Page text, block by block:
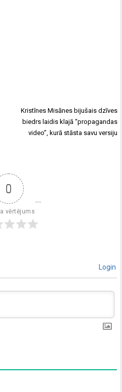
Kristīnes Misānes bijušais dzīves
biedrs laidis klajā “propagandas
video”, kurā stāsta savu versiju
0
vērtējums
Login